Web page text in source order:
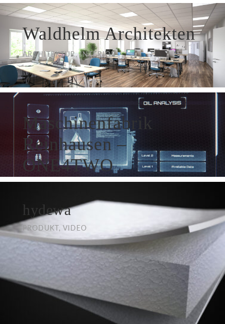
Waldhelm Architekten
ARCHITEKTUR, INTERIOR
Maschinenfabrik
Reinhausen –
ONE4TWO
hydewa
PRODUKT, VIDEO